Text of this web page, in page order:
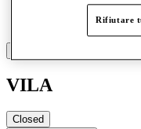
VILA
Closed
Rifiutare